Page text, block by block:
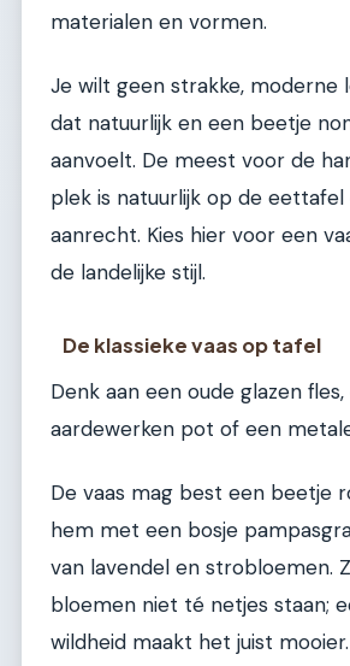
materialen en vormen.
Je wilt geen strakke, moderne
dat natuurlijk en een beetje
aanvoelt. De meest voor de
plek is natuurlijk op de
aanrecht. Kies hier voor een
de landelijke stijl.
De klassieke vaas op tafel
Denk aan een oude glazen
aardewerken pot of een
De vaas mag best een beetje
hem met een bosje
van lavendel en strobloemen.
bloemen niet té netjes staan;
wildheid maakt het juist mooier.